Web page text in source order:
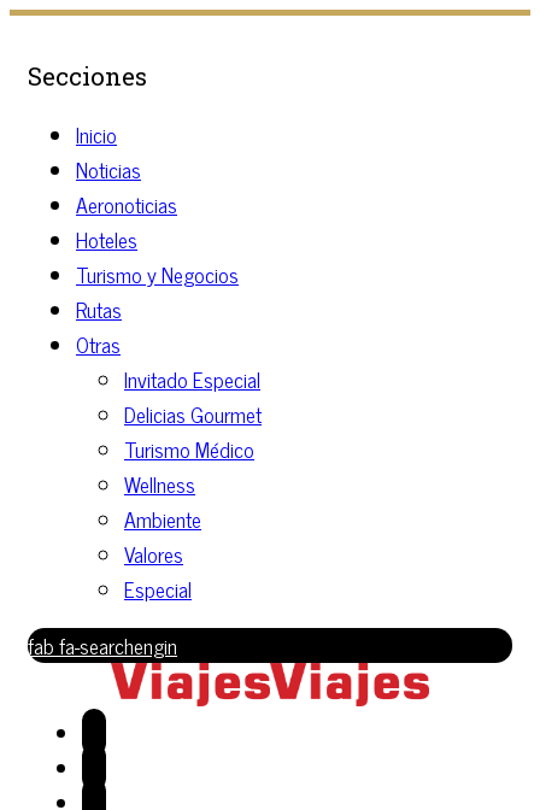
Secciones
Inicio
Noticias
Aeronoticias
Hoteles
Turismo y Negocios
Rutas
Otras
Invitado Especial
Delicias Gourmet
Turismo Médico
Wellness
Ambiente
Valores
Especial
fab fa-searchengin